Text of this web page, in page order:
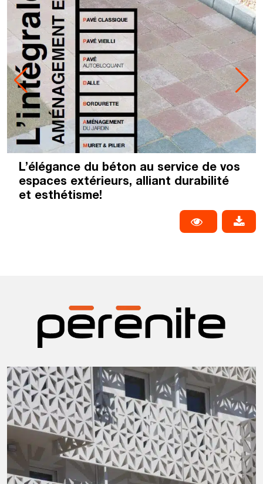
L’élégance du béton au service de vos
espaces extérieurs, alliant durabilité
et esthétisme!